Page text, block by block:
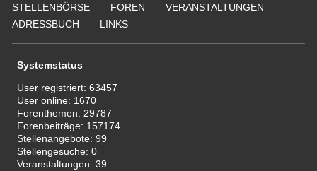
STELLENBÖRSE
FOREN
VERANSTALTUNGEN
ADRESSBUCH
LINKS
Systemstatus
User registriert:63457
User online: 1670
Forenthemen: 29787
Forenbeiträge: 157174
Stellenangebote:99
Stellengesuche:0
Veranstaltungen:39